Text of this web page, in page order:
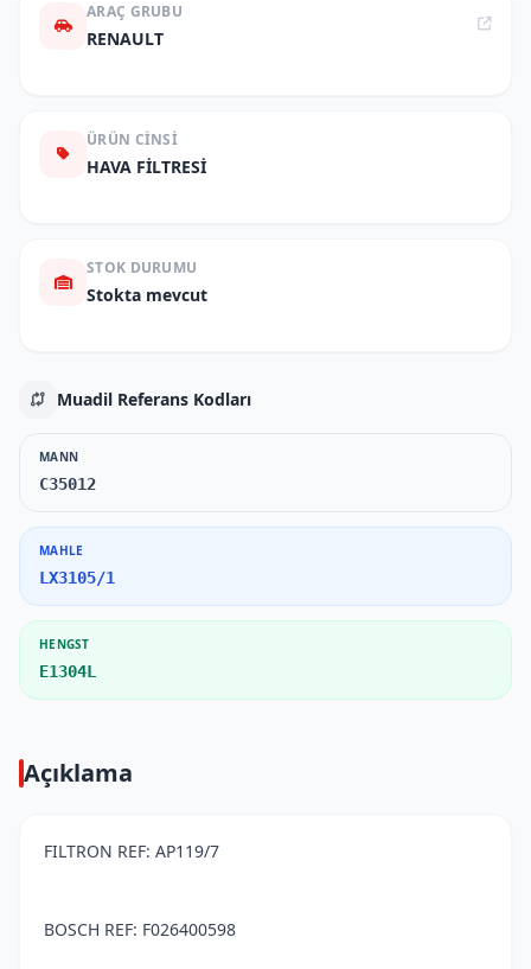
ARAÇ GRUBU
RENAULT
ÜRÜN CINSI
HAVA FİLTRESİ
STOK DURUMU
Stokta mevcut
Muadil Referans Kodları
MANN
C35012
MAHLE
LX3105/1
HENGST
E1304L
Açıklama
FILTRON REF: AP119/7
BOSCH REF: F026400598